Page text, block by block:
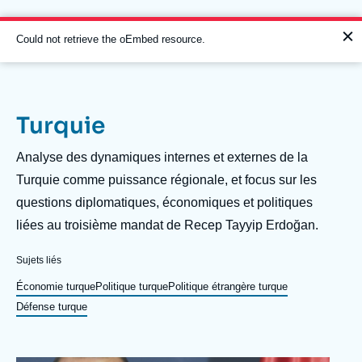
au
contenu
principal
Navigation
principale
L'Ifri
Analyses
Événements
À propos de l'Ifri
L'Ifri en bref Proche-Orient
Message
d'erreur
Could not retrieve the oEmbed resource.
Turquie
Description
Analyse des dynamiques internes et externes de la
Turquie comme puissance régionale, et focus sur les
questions diplomatiques, économiques et politiques
liées au troisième mandat de Recep Tayyip Erdoğan.
Sujets liés
Économie turquePolitique turquePolitique étrangère turque
Défense turque